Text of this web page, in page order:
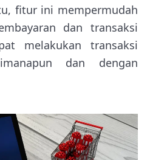
fitur ini mempermudah
dan transaksi
melakukan transaksi
dan dengan